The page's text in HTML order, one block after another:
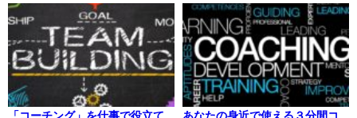
「コーチング」を仕事で役立て
あなたの身近で使える３分間コ